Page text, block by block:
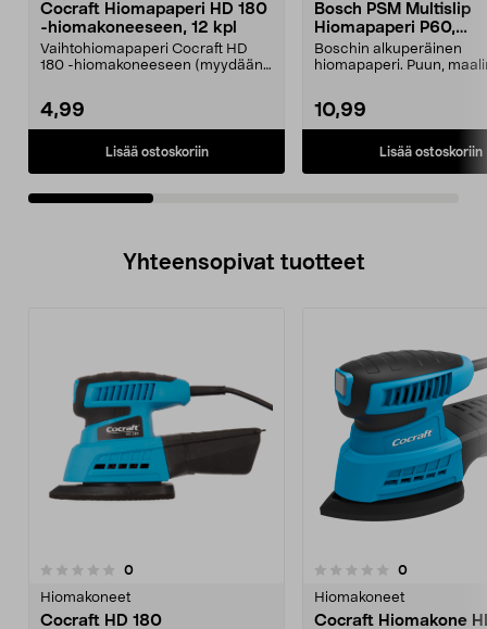
Cocraft Hiomapaperi HD 180
-hiomakoneeseen, 12 kpl
Vaihtohiomapaperi Cocraft HD
180 -hiomakoneeseen (myydään
4,99
Lisää ostoskoriin
Bosch PSM Multislip
Hiomapaperi P60,
102x62x93 mm, 10
Boschin alkuperäinen
hiomapaperi. Puun,
10,99
Lisää ostoskoriin
Yhteensopivat tuotteet
0arvostelut
Hiomakoneet
Cocraft HD 180
0.0 viidestä
0arvostelut
Hiomakoneet
Cocraft Hiomakone